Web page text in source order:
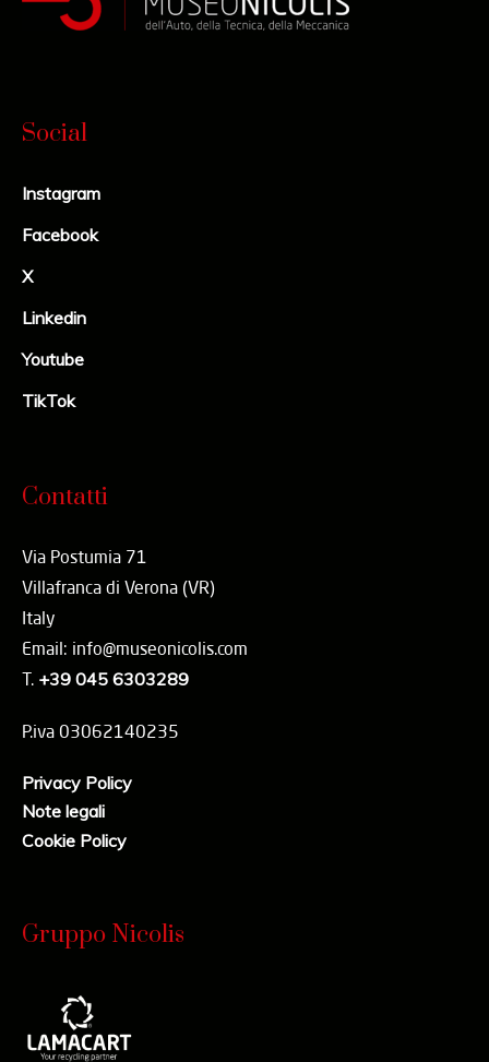
Social
Instagram
Facebook
X
Linkedin
Youtube
TikTok
Contatti
Via Postumia 71
Villafranca di Verona (VR)
Italy
Email: info@museonicolis.com
T. +39 045 6303289
P.iva 03062140235
Privacy Policy
Note legali
Cookie Policy
Gruppo Nicolis